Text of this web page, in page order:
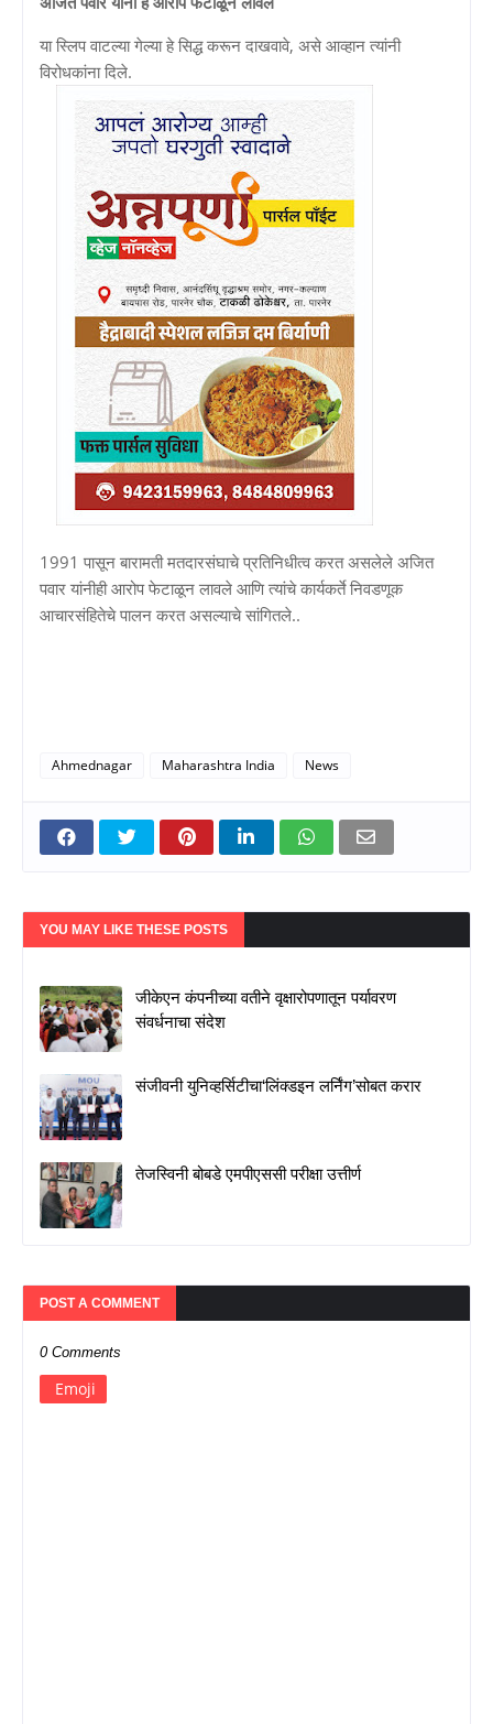
या स्लिप वाटल्या गेल्या हे सिद्ध करून दाखवावे, असे आव्हान त्यांनी
विरोधकांना दिले.
1991 पासून बारामती मतदारसंघाचे प्रतिनिधीत्व करत असलेले अजित
पवार यांनीही आरोप फेटाळून लावले आणि त्यांचे कार्यकर्ते निवडणूक
आचारसंहितेचे पालन करत असल्याचे सांगितले..
Ahmednagar Maharashtra India News
YOU MAY LIKE THESE POSTS
जीकेएन कंपनीच्या वतीने वृक्षारोपणातून पर्यावरण
संवर्धनाचा संदेश
संजीवनी युनिव्हर्सिटीचा‘लिंक्डइन लर्निंग’सोबत करार
तेजस्विनी बोबडे एमपीएससी परीक्षा उत्तीर्ण
POST A COMMENT
0 Comments
Emoji